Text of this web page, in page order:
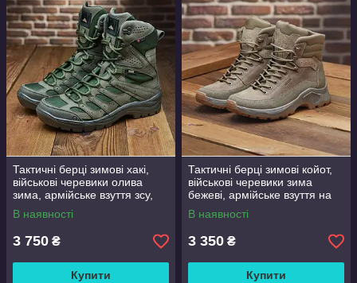
Тактичні берці зимові хакі,
військові черевики олива
зима, армійське взуття зсу,
чоловічі/жіночі, розмір 36-47
В наявності
3 750 ₴
Купити
Тактичні берці зимові койот,
військові черевики зима
бежеві, армійське взуття на
зиму для зсу, розміри: 37-48
В наявності
3 350 ₴
Купити